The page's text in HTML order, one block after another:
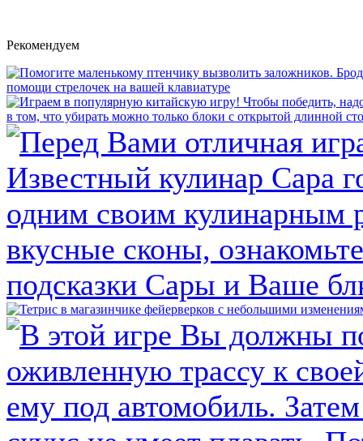
Рекомендуем